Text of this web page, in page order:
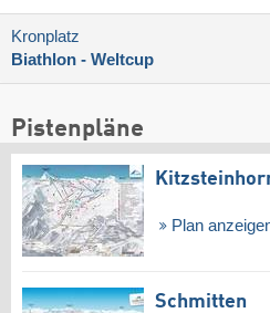
Kronplatz
Biathlon - Weltcup
Pistenpläne
Plan
Schmitten